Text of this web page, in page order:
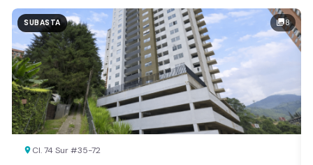
Valor exclusivo para clientes de Dorotea:
20.000 COP
REALIZAR AVALÚO AHORA
photo_library8
SUBASTA
location_on Cl. 74 Sur #35-72